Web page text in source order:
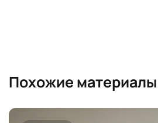
Похожие материалы